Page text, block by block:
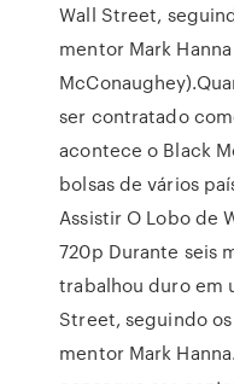
Wall Street,
mentor Mark
ser contratado
acontece o Black
bolsas de vários
Assistir O Lobo de
720p Durante seis
trabalhou duro em
Street, seguindo
mentor Mark